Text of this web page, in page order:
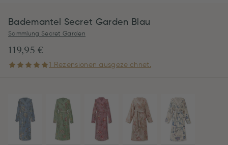
Bademantel Secret Garden Blau
Sammlung Secret Garden
119,95 €
1 Rezensionen ausgezeichnet.